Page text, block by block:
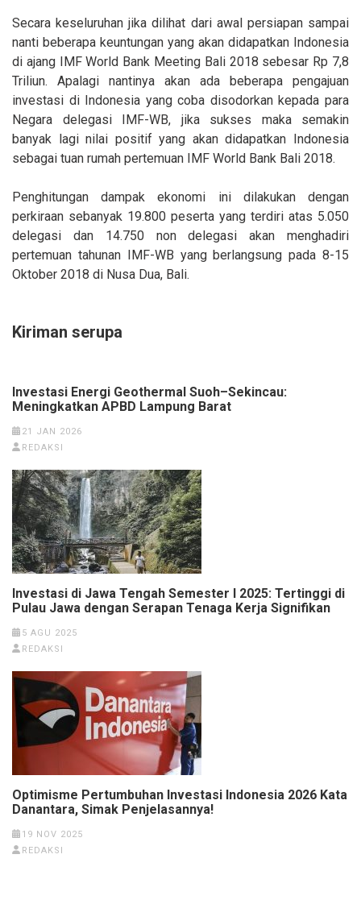
Secara keseluruhan jika dilihat dari awal persiapan sampai
nanti beberapa keuntungan yang akan didapatkan Indonesia
di ajang IMF World Bank Meeting Bali 2018 sebesar Rp 7,8
Triliun. Apalagi nantinya akan ada beberapa pengajuan
investasi di Indonesia yang coba disodorkan kepada para
Negara delegasi IMF-WB, jika sukses maka semakin
banyak lagi nilai positif yang akan didapatkan Indonesia
sebagai tuan rumah pertemuan IMF World Bank Bali 2018.
Penghitungan dampak ekonomi ini dilakukan dengan
perkiraan sebanyak 19.800 peserta yang terdiri atas 5.050
delegasi dan 14.750 non delegasi akan menghadiri
pertemuan tahunan IMF-WB yang berlangsung pada 8-15
Oktober 2018 di Nusa Dua, Bali.
Kiriman serupa
Investasi Energi Geothermal Suoh–Sekincau:
Meningkatkan APBD Lampung Barat
21 JAN 2026
REDAKSI
Investasi di Jawa Tengah Semester I 2025: Tertinggi di
Pulau Jawa dengan Serapan Tenaga Kerja Signifikan
5 AGU 2025
REDAKSI
Optimisme Pertumbuhan Investasi Indonesia 2026 Kata
Danantara, Simak Penjelasannya!
19 NOV 2025
REDAKSI